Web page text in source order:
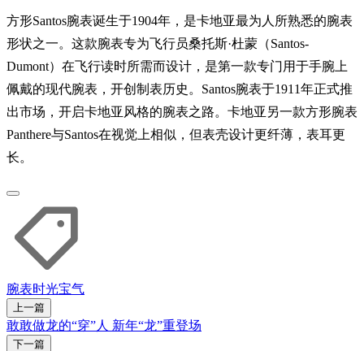
方形Santos腕表诞生于1904年，是卡地亚最为人所熟悉的腕表
形状之一。这款腕表专为飞行员桑托斯·杜蒙（Santos-
Dumont）在飞行读时所需而设计，是第一款专门用于手腕上
佩戴的现代腕表，开创制表历史。Santos腕表于1911年正式推
出市场，开启卡地亚风格的腕表之路。卡地亚另一款方形腕表
Panthere与Santos在视觉上相似，但表壳设计更纤薄，表耳更
长。
腕表时光宝气
上一篇
敢敢做龙的“穿”人 新年“龙”重登场
下一篇